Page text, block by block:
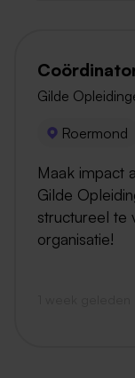
Gilde
Roermond
Maak impact
Gilde
structureel te
organisatie!